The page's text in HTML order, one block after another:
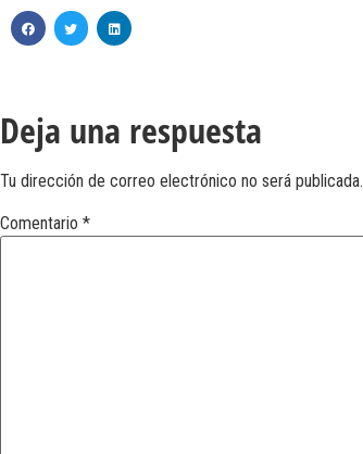
Deja una respuesta
Tu dirección de correo electrónico no será publicada.
Comentario *